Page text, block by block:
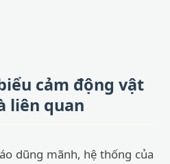
cảm động vật
liên quan
dũng mãnh, hệ thống của